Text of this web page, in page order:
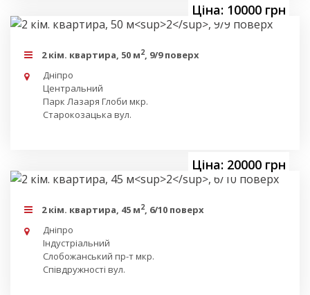
Ціна: 10000 грн
2 кім. квартира, 50 м2, 9/9 поверх
Дніпро
Центральний
Парк Лазаря Глоби мкр.
Старокозацька вул.
Ціна: 20000 грн
2 кім. квартира, 45 м2, 6/10 поверх
Дніпро
Індустріальний
Слобожанський пр-т мкр.
Співдружності вул.